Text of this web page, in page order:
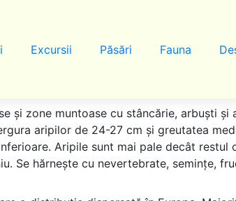
Excursii Păsări Fauna
și zone muntoase cu stâncărie, arbuști
aripilor de 24-27 cm și greutatea
Aripile sunt mai pale decât restul
Se hărnește cu nevertebrate, semințe,